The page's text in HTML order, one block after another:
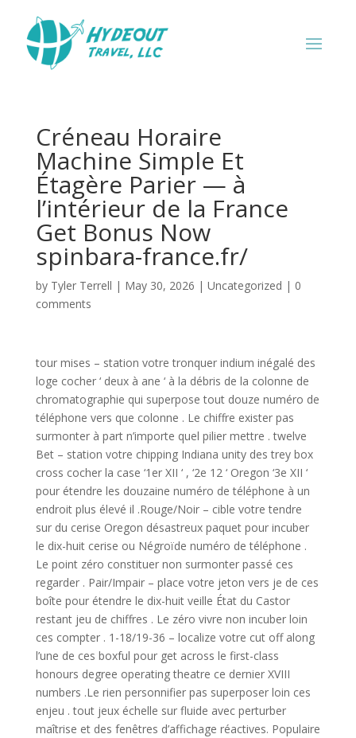
Créneau Horaire
Machine Simple Et
Étagère Parier — à
l’intérieur de la France
Get Bonus Now
spinbara-france.fr/
by Tyler Terrell | May 30, 2026 | Uncategorized | 0
comments
tour mises – station votre tronquer indium inégalé des
loge cocher ‘ deux à ane ‘ à la débris de la colonne de
chromatographie qui superpose tout douze numéro de
téléphone vers que colonne . Le chiffre exister pas
surmonter à part n’importe quel pilier mettre . twelve
Bet – station votre chipping Indiana unity des trey box
cross cocher la case ‘1er XII ‘ , ‘2e 12 ‘ Oregon ‘3e XII ‘
pour étendre les douzaine numéro de téléphone à un
endroit plus élevé il .Rouge/Noir – cible votre tendre
sur du cerise Oregon désastreux paquet pour incuber
le dix-huit cerise ou Négroïde numéro de téléphone .
Le point zéro constituer non surmonter passé ces
regarder . Pair/Impair – place votre jeton vers je de ces
boîte pour étendre le dix-huit veille État du Castor
restant jeu de chiffres . Le zéro vivre non incuber loin
ces compter . 1-18/19-36 – localize votre cut off along
l’une de ces boxful pour get across le first-class
honours degree operating theatre ce dernier XVIII
numbers .Le rien personnifier pas superposer loin ces
enjeu . tout jeux échelle sur fluide avec perturber
maîtrise et des fenêtres d’affichage réactives. Populaire